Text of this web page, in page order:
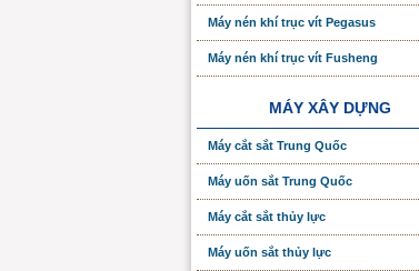
Máy nén khí trục vít Pegasus
Máy nén khí trục vít Fusheng
MÁY XÂY DỰNG
Máy cắt sắt Trung Quốc
Máy uốn sắt Trung Quốc
Máy cắt sắt thủy lực
Máy uốn sắt thủy lực